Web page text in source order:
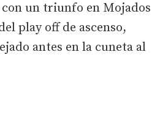
un triunfo en Mojados
play off de ascenso,
antes en la cuneta al